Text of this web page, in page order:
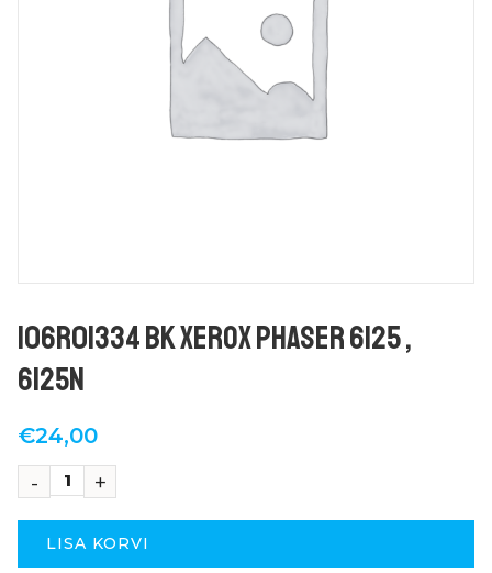
106R01334 BK Xerox Phaser 6125 ,
6125N
€24,00
LISA KORVI